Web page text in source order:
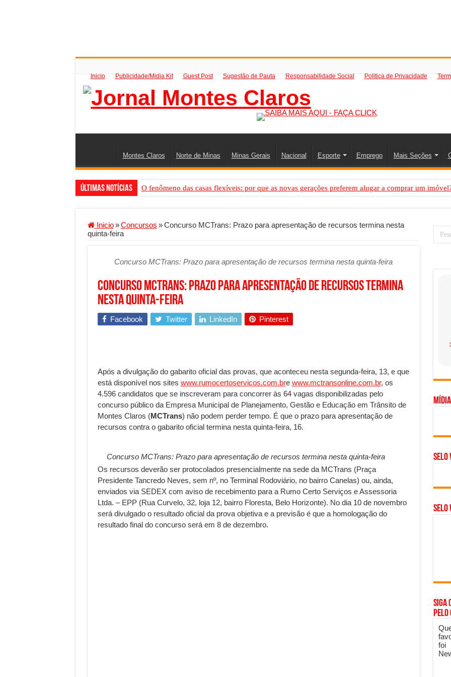
Inicio Publicidade/Midia Kit Guest Post Sugestão de Pauta Responsabilidade Social Politica de Privacidade
Montes Claros Norte de Minas Minas Gerais Nacional Esporte Emprego Mais Seções
Últimas Notícias O fenômeno das casas flexíveis: por que as novas gerações preferem alugar a comprar um
Conheça a melhor empresa de transfer passeios e traslados em Porto Seguro, Bahia
PF e Emissoras Apertam o Cerco Contra Streamings Piratas: Entenda o Bloqueio e o Que Muda
De economista a referência nacional: como Jaque Rosa ensina tarólogas a faturarem mais de R$
Marcenaria sob medida: quando vale mais a pena investir em móveis personalizados?
Investimento em energia limpa chega para brasileiros: ZCT traz oportunidades de lucro seguro
Serralheria de Alumínio vs. Ferro: guia completo para escolher o portão ideal para seu imóvel
Qualidade do produto e percepção do consumidor: como marcas evitam ruídos no mercado
O Crescimento da Influência de Especialistas Independentes
Inicio » Concursos » Concurso MCTrans: Prazo para apresentação de recursos termina nesta
quinta-feira
Concurso MCTrans: Prazo para apresentação de recursos termina nesta quinta-feira
Concurso MCTrans: Prazo para apresentação de recursos termina
nesta quinta-feira
Facebook Twitter LinkedIn Pinterest
Após a divulgação do gabarito oficial das provas, que aconteceu nesta segunda-feira, 13, e que
está disponível nos sites www.rumocertoservicos.com.bre www.mctransonline.com.br, os
4.596 candidatos que se inscreveram para concorrer às 64 vagas disponibilizadas pelo
concurso público da Empresa Municipal de Planejamento, Gestão e Educação em Trânsito de
Montes Claros (MCTrans) não podem perder tempo. É que o prazo para apresentação de
recursos contra o gabarito oficial termina nesta quinta-feira, 16.
Concurso MCTrans: Prazo para apresentação de recursos termina nesta quinta-feira
Os recursos deverão ser protocolados presencialmente na sede da MCTrans (Praça
Presidente Tancredo Neves, sem nº, no Terminal Rodoviário, no bairro Canelas) ou, ainda,
enviados via SEDEX com aviso de recebimento para a Rumo Certo Serviços e Assessoria
Ltda. – EPP (Rua Curvelo, 32, loja 12, bairro Floresta, Belo Horizonte). No dia 10 de novembro
será divulgado o resultado oficial da prova objetiva e a previsão é que a homologação do
resultado final do concurso será em 8 de dezembro.
Selo
SELO
Siga
pelo
foi